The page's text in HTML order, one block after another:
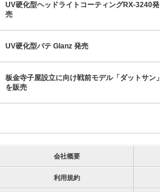
UV硬化型ヘッドライトコーティングRX-3240発
売
UV硬化型パテ Glanz 発売
板金寺子屋設立に向け戦前モデル「ダットサン」
を販売
会社概要
利用規約